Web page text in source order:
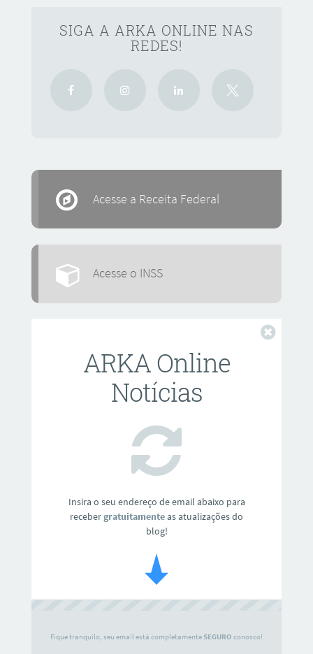
SIGA A ARKA ONLINE NAS
REDES!
Acesse a Receita Federal
Acesse o INSS
ARKA Online
Notícias
Insira o seu endereço de email abaixo para
recebergratuitamenteas atualizações do
blog!
Fique tranquilo, seu email está completamente SEGURO conosco!